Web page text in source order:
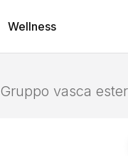
Wellness
Gruppo vasca